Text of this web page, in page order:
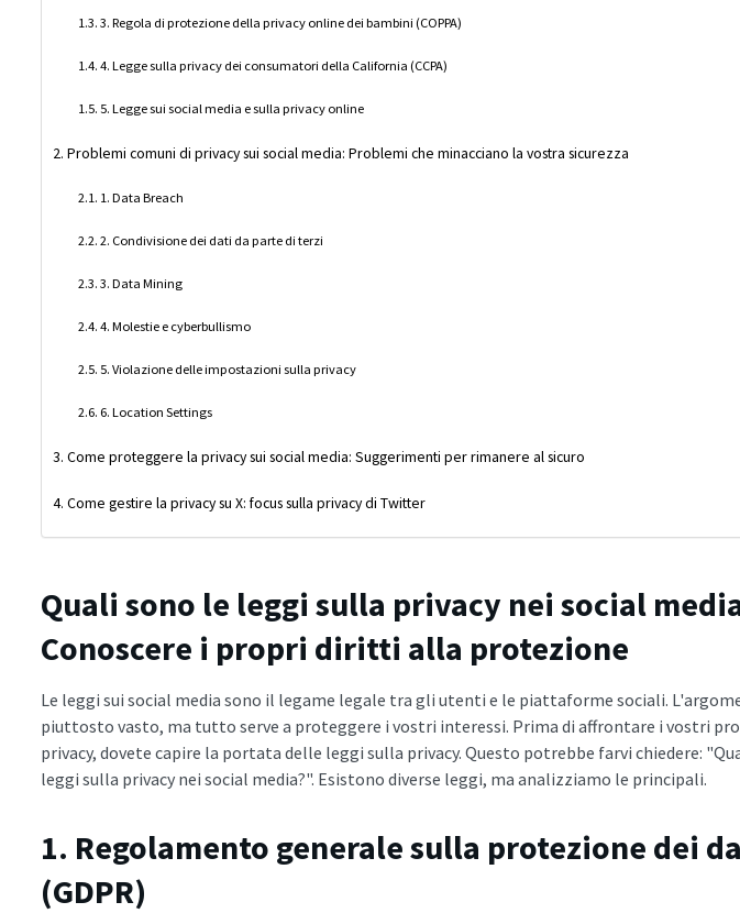
3. Regola di protezione della privacy online dei bambini (COPPA)
4. Legge sulla privacy dei consumatori della California (CCPA)
5. Legge sui social media e sulla privacy online
Problemi comuni di privacy sui social media: Problemi che minacciano la vostra sicurezza
1. Data Breach
2. Condivisione dei dati da parte di terzi
3. Data Mining
4. Molestie e cyberbullismo
5. Violazione delle impostazioni sulla privacy
6. Location Settings
Come proteggere la privacy sui social media: Suggerimenti per rimanere al sicuro
Come gestire la privacy su X: focus sulla privacy di Twitter
Quali sono le leggi sulla privacy nei social
Conoscere i propri diritti alla protezione
Le leggi sui social media sono il legame legale tra gli utenti e le piattaforme sociali.
piuttosto vasto, ma tutto serve a proteggere i vostri interessi. Prima di affrontare i vostri
privacy, dovete capire la portata delle leggi sulla privacy. Questo potrebbe farvi chiedere:
leggi sulla privacy nei social media?". Esistono diverse leggi, ma analizziamo le principali.
1. Regolamento generale sulla protezione dei
(GDPR)